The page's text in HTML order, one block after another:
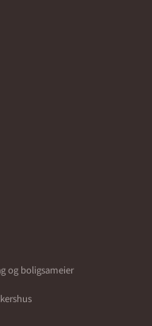
og boligsameier